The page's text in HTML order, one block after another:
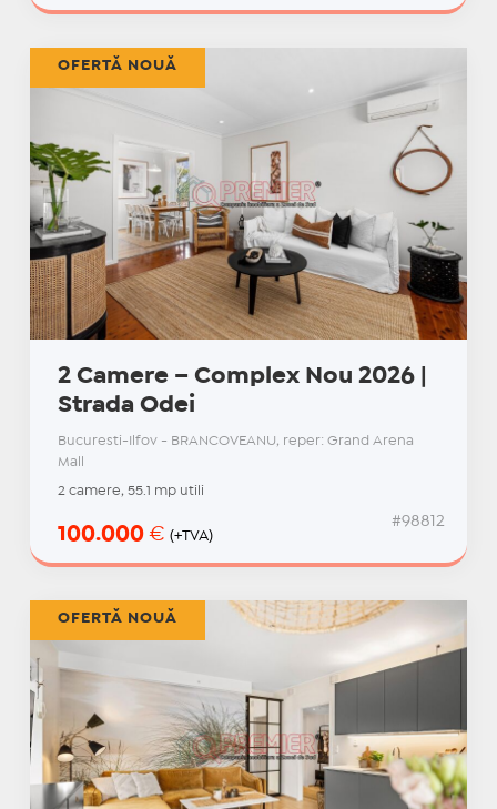
2 Camere – Complex Nou 2026 |
Strada Odei
Bucuresti-Ilfov - BRANCOVEANU, reper: Grand Arena
Mall
2 camere, 55.1 mp utili
100.000 € (+TVA)
#98812
OFERTĂ NOUĂ
OFERTĂ NOUĂ